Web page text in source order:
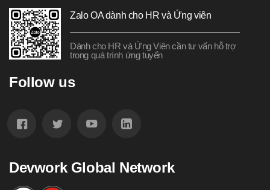
Zalo OA dành cho HR và Ứng viên
Dành cho HR và Ứng Viên cần tư vấn hỗ trợ
trong quá trình ứng tuyển
Follow us
Devwork Global Network